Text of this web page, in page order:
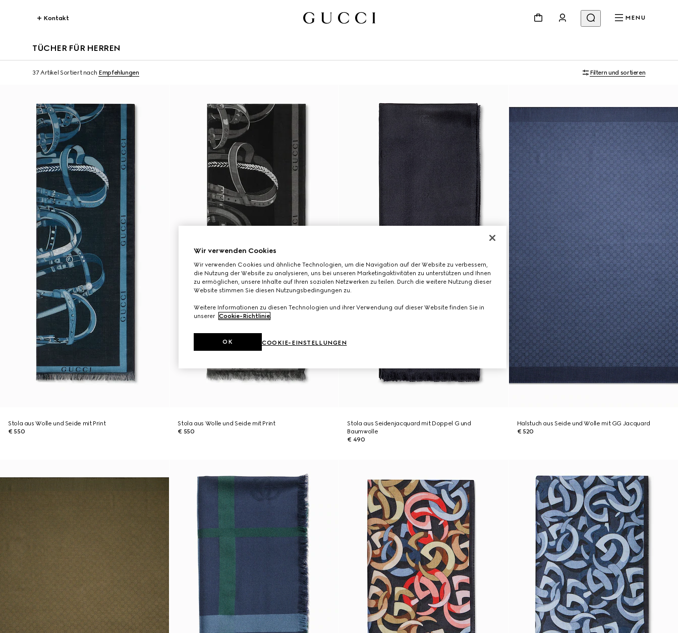
Kontakt MENU
TÜCHER FÜR HERREN
37 Artikel Sortiert nach Empfehlungen Filtern und sortieren
Stola aus Wolle und Seide mit Print
€ 550
Stola aus Wolle und Seide mit Print
€ 550
Stola aus Seidenjacquard mit Doppel G und
Baumwolle
€ 490
Halstuch aus Seide und Wolle mit GG Jacquard
€ 520
Wir verwenden Cookies
Wir verwenden Cookies und ähnliche Technologien, um die Navigation auf der Website zu verbessern,
die Nutzung der Website zu analysieren, uns bei unseren Marketingaktivitäten zu unterstützen und Ihnen
zu ermöglichen, unsere Inhalte auf Ihren sozialen Netzwerken zu teilen. Durch die weitere Nutzung dieser
Website stimmen Sie diesen Nutzungsbedingungen zu.
Weitere Informationen zu diesen Technologien und ihrer Verwendung auf dieser Website finden Sie in
unserer Cookie-Richtlinie.
COOKIE-EINSTELLUNGEN
OK